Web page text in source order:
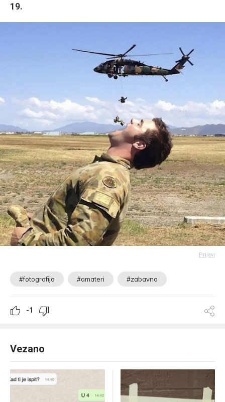
19.
Prijavi
#fotografija #amateri #zabavno
-1
Vezano